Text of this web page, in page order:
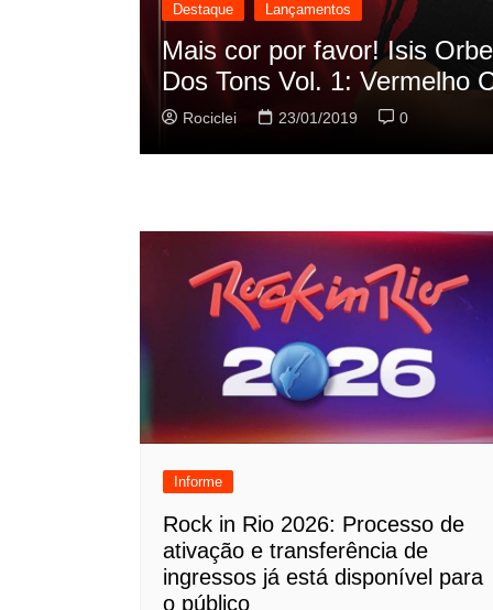
Destaque Lançamentos
Rashid vai buscar nos
sua nova música
Rociclei 22/01/2019
Informe
Rock in Rio 2026: Processo de
ativação e transferência de
ingressos já está disponível para
o público